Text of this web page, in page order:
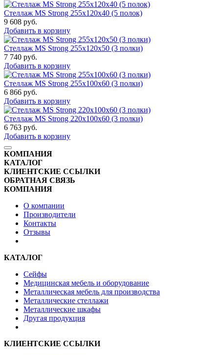
Стеллаж MS Strong 255x120x40 (5 полок)
9 608 руб.
Добавить в корзину
Стеллаж MS Strong 255x120x50 (3 полки)
7 740 руб.
Добавить в корзину
Стеллаж MS Strong 255x100x60 (3 полки)
6 866 руб.
Добавить в корзину
Стеллаж MS Strong 220x100x60 (3 полки)
6 763 руб.
Добавить в корзину
КОМПАНИЯ
КАТАЛОГ
КЛИЕНТСКИЕ ССЫЛКИ
ОБРАТНАЯ СВЯЗЬ
КОМПАНИЯ
О компании
Производители
Контакты
Отзывы
КАТАЛОГ
Сейфы
Медицинская мебель и оборудование
Металлическая мебель для производства
Металлические стеллажи
Металлические шкафы
Другая продукция
КЛИЕНТСКИЕ ССЫЛКИ